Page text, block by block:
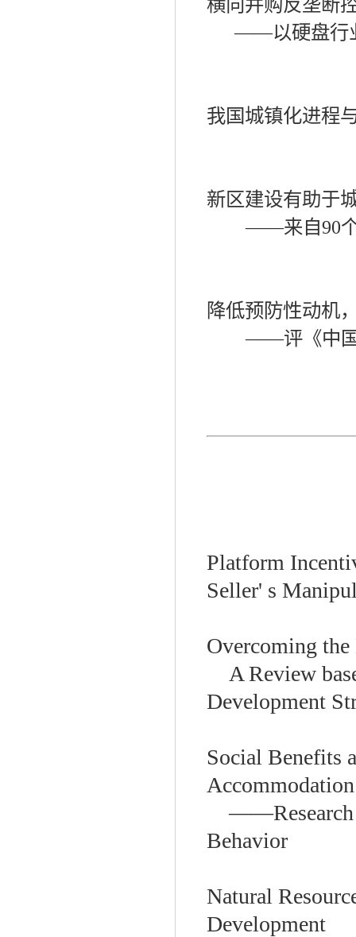
横向并购反垄断
——以硬盘行
我国城镇化进程
新区建设有助于
——来自90
降低预防性动机
——评《中
Platform
Seller' s
Overcoming
A Review
Development
Social Benefits
Accommodation
——
Behavior
Natural
Development